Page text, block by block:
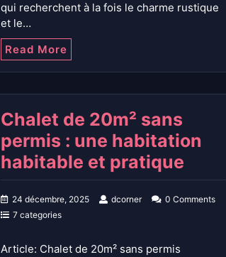
qui recherchent à la fois le charme rustique
et le…
Read More
Chalet de 20m² sans
permis : une habitation
habitable et pratique
24 décembre, 2025 dcorner
0 Comments
7 categories
Article: Chalet de 20m² sans permis